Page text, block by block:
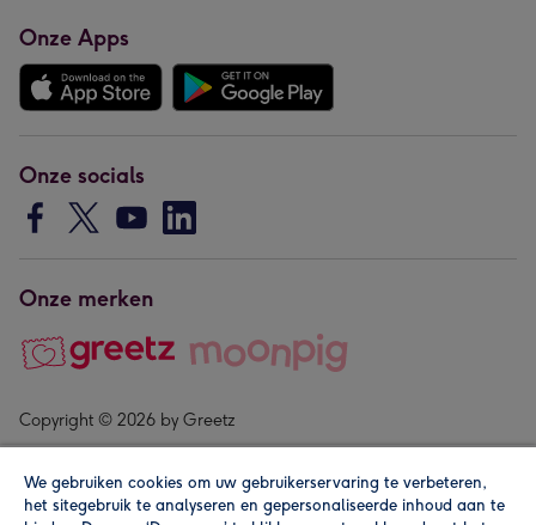
Onze Apps
Onze socials
Onze merken
Copyright © 2026 by Greetz
We gebruiken cookies om uw gebruikerservaring te verbeteren,
het sitegebruik te analyseren en gepersonaliseerde inhoud aan te